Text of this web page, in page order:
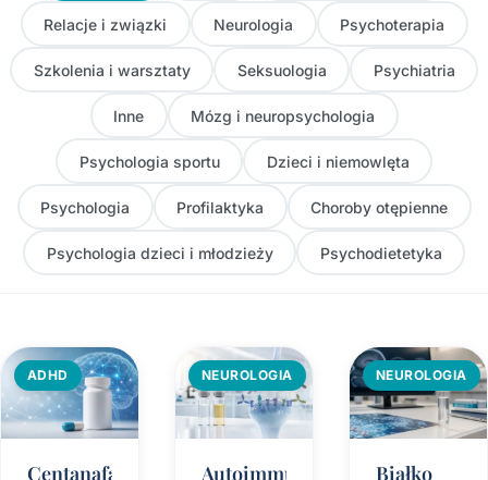
Relacje i związki Neurologia Psychoterapia
Szkolenia i warsztaty Seksuologia Psychiatria
Inne Mózg i neuropsychologia
Psychologia sportu Dzieci i niemowlęta
Psychologia Profilaktyka Choroby otępienne
Psychologia dzieci i młodzieży Psychodietetyka
ADHD
Centanafadyna
NEUROLOGIA
Autoimmunologiczne
NEUROLOGIA
Białko